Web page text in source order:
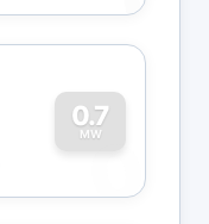
0.7
MW
0